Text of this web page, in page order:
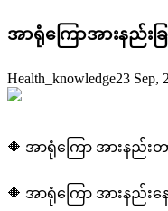
အာရုံကြောအားနည်းခြ
Health_knowledge23 Sep,
🔶 အာရုံကြော အားနည်း
🔶 အာရုံကြော အားနည်